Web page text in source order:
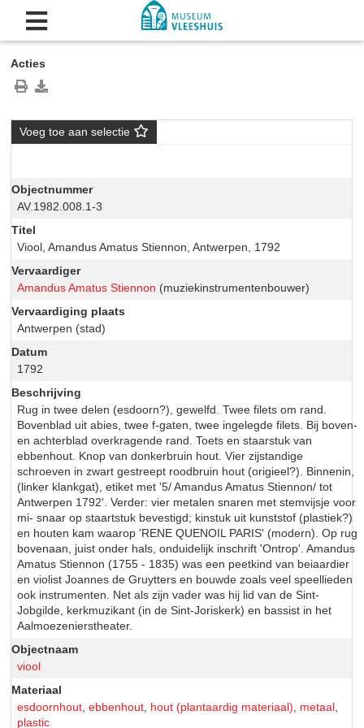
Acties
Voeg toe aan selectie
Objectnummer
AV.1982.008.1-3
Titel
Viool, Amandus Amatus Stiennon, Antwerpen, 1792
Vervaardiger
Amandus Amatus Stiennon (muziekinstrumentenbouwer)
Vervaardiging plaats
Antwerpen (stad)
Datum
1792
Beschrijving
Rug in twee delen (esdoorn?), gewelfd. Twee filets om rand.
Bovenblad uit abies, twee f-gaten, twee ingelegde filets. Bij boven-
en achterblad overkragende rand. Toets en staarstuk van
ebbenhout. Knop van donkerbruin hout. Vier zijstandige
schroeven in zwart gestreept roodbruin hout (origieel?). Binnenin,
(linker klankgat), etiket met '5/ Amandus Amatus Stiennon/ tot
Antwerpen 1792'. Verder: vier metalen snaren met stemvijsje voor
mi- snaar op staartstuk bevestigd; kinstuk uit kunststof (plastiek?)
en houten kam waarop 'RENE QUENOIL PARIS' (modern). Op rug
bovenaan, juist onder hals, onduidelijk inschrift 'Ontrop'. Amandus
Amatus Stiennon (1755 - 1835) was een peetkind van beiaardier
en violist Joannes de Gruytters en bouwde zoals veel speellieden
ook instrumenten. Net als zijn vader was hij lid van de Sint-
Jobgilde, kerkmuzikant (in de Sint-Joriskerk) en bassist in het
Aalmoezenierstheater.
Objectnaam
viool
Materiaal
esdoornhout ,ebbenhout hout (plantaardig materiaal) metaal
plastic